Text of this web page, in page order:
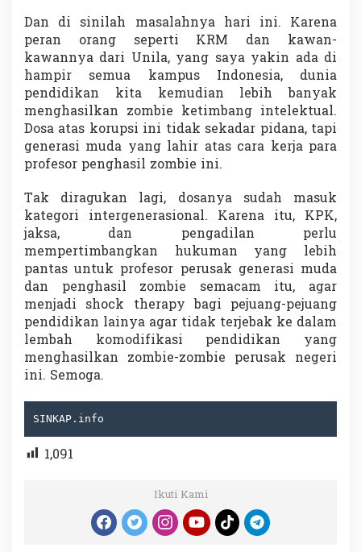
Dan di sinilah masalahnya hari ini. Karena
peran orang seperti KRM dan kawan-
kawannya dari Unila, yang saya yakin ada di
hampir semua kampus Indonesia, dunia
pendidikan kita kemudian lebih banyak
menghasilkan zombie ketimbang intelektual.
Dosa atas korupsi ini tidak sekadar pidana, tapi
generasi muda yang lahir atas cara kerja para
profesor penghasil zombie ini.
Tak diragukan lagi, dosanya sudah masuk
kategori intergenerasional. Karena itu, KPK,
jaksa, dan pengadilan perlu
mempertimbangkan hukuman yang lebih
pantas untuk profesor perusak generasi muda
dan penghasil zombie semacam itu, agar
menjadi shock therapy bagi pejuang-pejuang
pendidikan lainya agar tidak terjebak ke dalam
lembah komodifikasi pendidikan yang
menghasilkan zombie-zombie perusak negeri
ini. Semoga.
SINKAP.info
1,091
Ikuti Kami